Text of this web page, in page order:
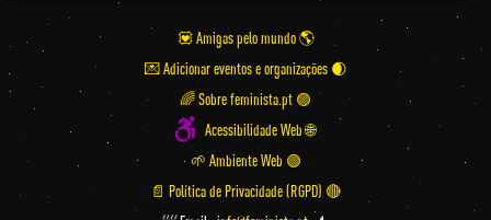
💟 Amigas pelo mundo
💌 Adicionar eventos e organizações
🌈 Sobre feminista.pt 🟣
Acessibilidade Web 🌐
🌱 Ambiente Web 🟢
📄 Política de Privacidade (RGPD) 🔴